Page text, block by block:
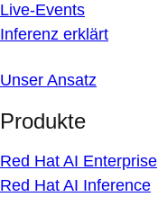
Live-Events
Inferenz erklärt
Unser Ansatz
Produkte
Red Hat AI Enterprise
Red Hat AI Inference